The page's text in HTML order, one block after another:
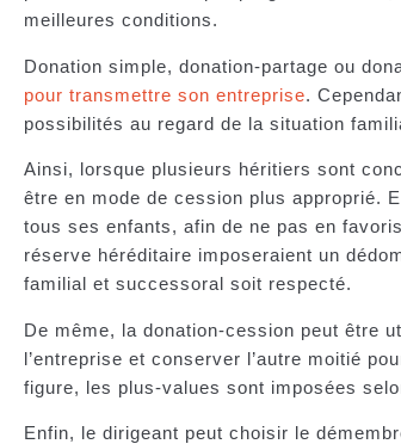
meilleures conditions.
Donation simple, donation-partage ou
pour transmettre son entreprise.
possibilités au regard de la situation
Ainsi, lorsque plusieurs héritiers sont
être en mode de cession plus approprié.
tous ses enfants, afin de ne pas en
réserve héréditaire imposeraient un
familial et successoral soit respecté.
De même, la donation-cession peut être
l’entreprise et conserver l’autre moitié
figure, les plus-values sont imposées
Enfin, le dirigeant peut choisir le